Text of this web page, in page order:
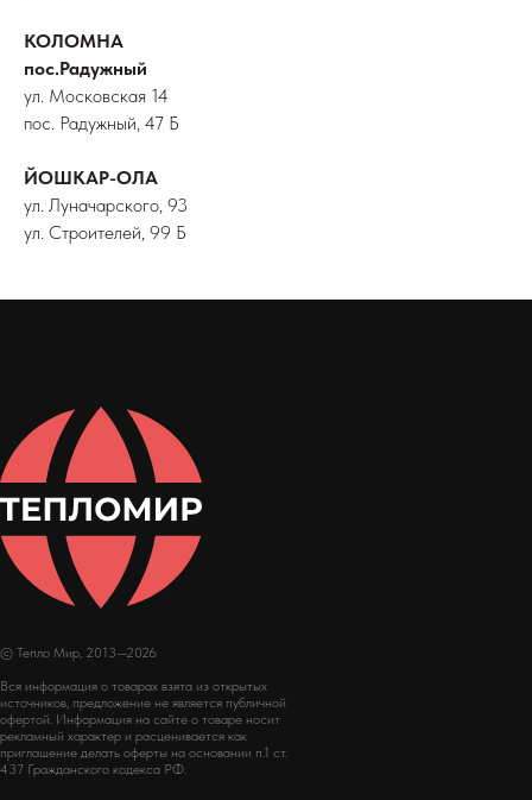
КОЛОМНА
пос.Радужный
ул. Московская 14
пос. Радужный, 47 Б
ЙОШКАР-ОЛА
ул. Луначарского, 93
ул. Строителей, 99 Б
© Тепло Мир, 2013—2026
Вся информация о товарах взята из открытых
источников, предложение не является публичной
офертой. Информация на сайте о товаре носит
рекламный характер и расценивается как
приглашение делать оферты на основании п.1 ст.
437 Гражданского кодекса РФ.